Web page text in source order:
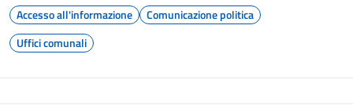
Accesso all'informazione
Comunicazione politica
Uffici comunali